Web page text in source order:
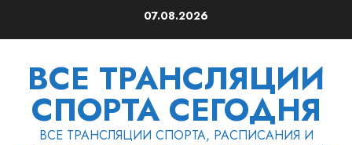
07.08.2026
ВСЕ ТРАНСЛЯЦИИ
СПОРТА СЕГОДНЯ
ВСЕ ТРАНСЛЯЦИИ СПОРТА, РАСПИСАНИЯ И